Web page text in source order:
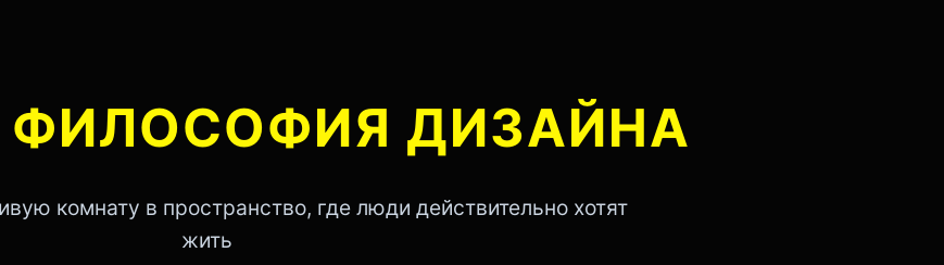
ФИЛОСОФИЯ ДИЗАЙНА
комнату в пространство, где люди действительно хотят
жить